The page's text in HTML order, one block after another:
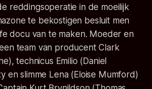
reddingsoperatie in de moeilijk
te bekostigen besluit men
docu van te maken. Moeder en
team van producent Clark
technicus Emilio (Daniel
en slimme Lena (Eloise Mumford)